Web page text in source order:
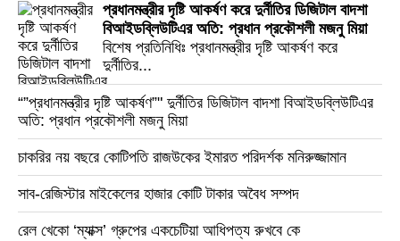
প্রধানমন্ত্রীর দৃষ্টি আকর্ষণ করে দুর্নীতির ডিজিটাল বাদশা
বিআইডব্লিউটিএর অতি: প্রধান প্রকৌশলী মজনু মিয়া
বিশেষ প্রতিনিধিঃ প্রধানমন্ত্রীর দৃষ্টি আকর্ষণ করে
দুর্নীতির...
“”প্রধানমন্ত্রীর দৃষ্টি আকর্ষণ”" দুর্নীতির ডিজিটাল বাদশা বিআইডব্লিউটিএর
অতি: প্রধান প্রকৌশলী মজনু মিয়া
চাকরির নয় বছরে কোটিপতি রাজউকের ইমারত পরিদর্শক মনিরুজ্জামান
সাব-রেজিস্টার মাইকেলের হাজার কোটি টাকার অবৈধ সম্পদ
রেল খেকো ‘ম্যাক্স’ গ্রুপের একচেটিয়া আধিপত্য রুখবে কে